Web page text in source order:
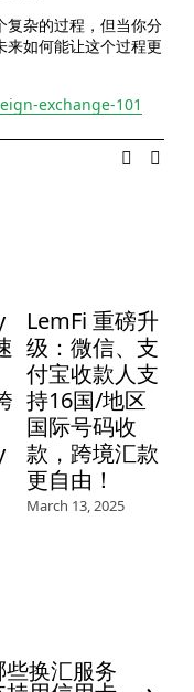
复杂的过程，但当你分
来如何能让这个过程更
exchange-101
LemFi 重磅升
级：微信、支
付宝收款人支
持16国/地区
国际号码收
款，跨境汇款
更自由！
March 13, 2025
些换汇服务